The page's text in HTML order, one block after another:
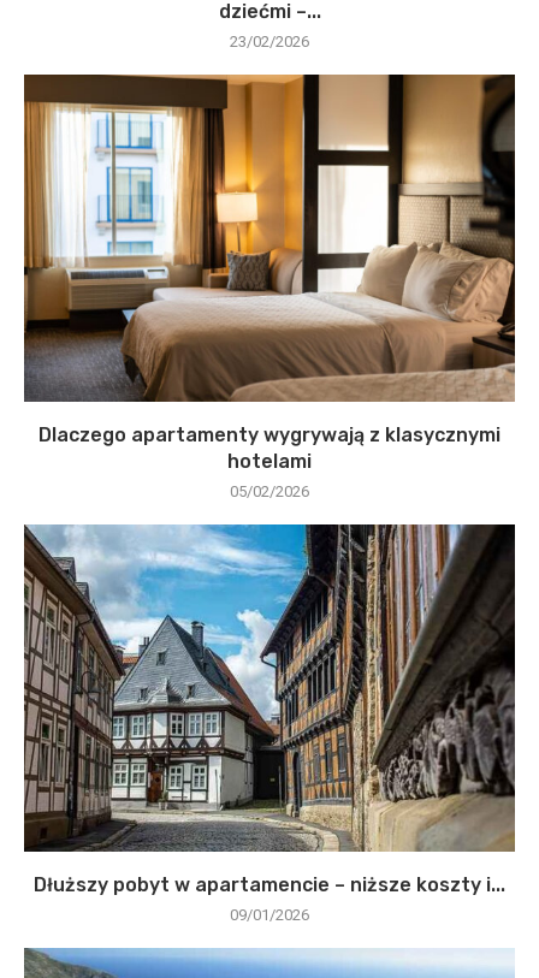
dziećmi –...
23/02/2026
Dlaczego apartamenty wygrywają z klasycznymi
hotelami
05/02/2026
Dłuższy pobyt w apartamencie – niższe koszty i...
09/01/2026